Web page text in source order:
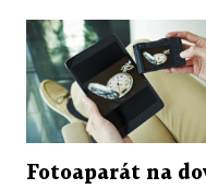
Fotoaparát na